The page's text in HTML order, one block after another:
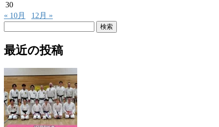
30
« 10月
12月 »
最近の投稿